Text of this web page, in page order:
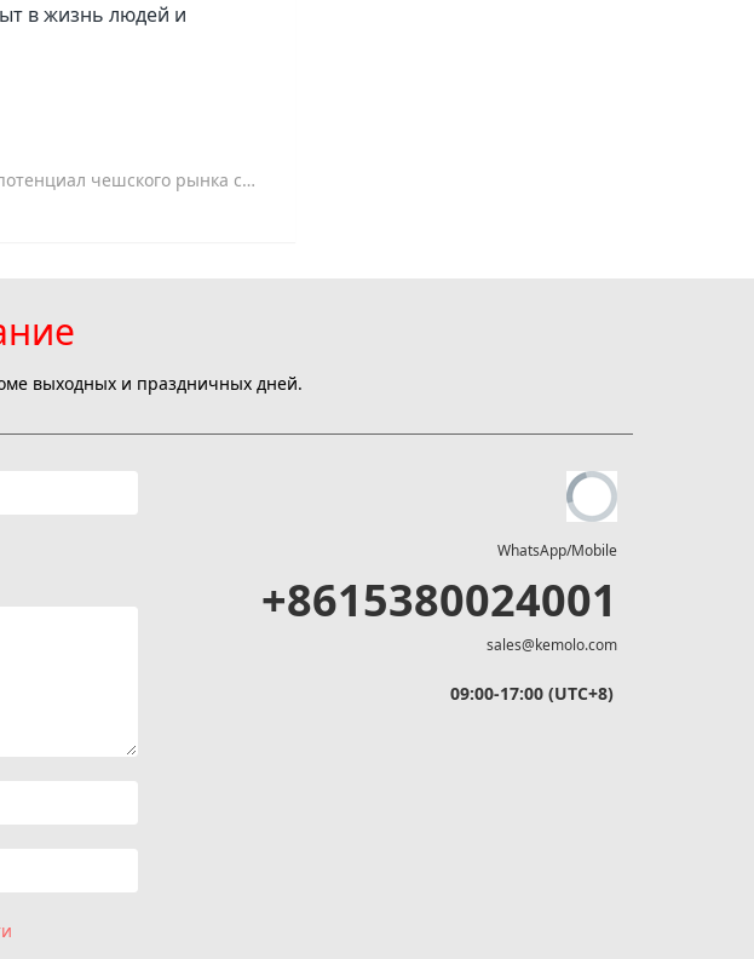
в жизнь людей и
чешского рынка сублимационных сушилок
выходных и праздничных дней.
WhatsApp/Mobile
+8615380024001
sales@kemolo.com
09:00-17:00 (UTC+8)